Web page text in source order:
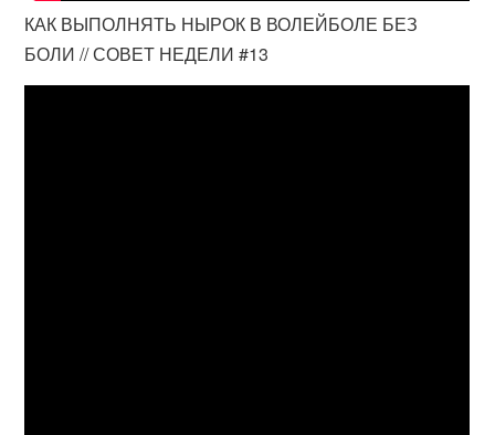
КАК ВЫПОЛНЯТЬ НЫРОК В ВОЛЕЙБОЛЕ БЕЗ
БОЛИ // СОВЕТ НЕДЕЛИ #13